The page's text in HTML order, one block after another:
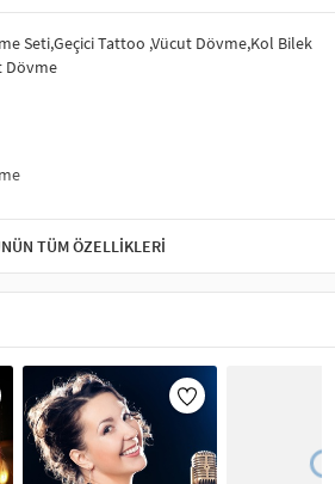
Seti,Geçici Tattoo ,Vücut Dövme,Kol Bilek
Dövme
ve şeffaf koruyucu kaplamayı
dövmeyi yüz üstü yerleştiriniz.
dövme kağıdını kaldırınız.
bırakınız.
TÜM ÖZELLIKLERI